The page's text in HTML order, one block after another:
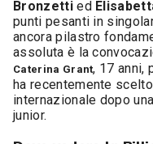
Bronzettied
punti pesanti in
ancora pilastro
assoluta è la
Caterina Grant, 17 anni,
ha recentemente
internazionale dopo
junior.